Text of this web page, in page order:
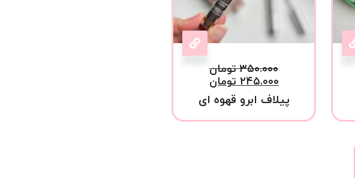
۳۵۰.۰۰۰ تومان
۲۴۵.۰۰۰ تومان
پیلاف ابرو قهوه ای